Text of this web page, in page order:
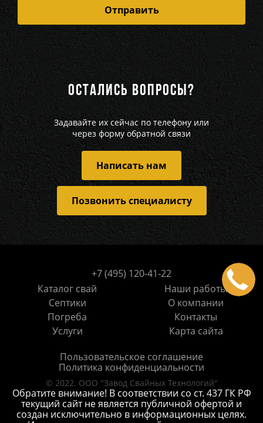
ОСТАЛИСЬ ВОПРОСЫ?
Задавайте их сейчас по телефону или
через форму обратной связи
Написать нам
Позвонить специалисту
Пользовательское соглашение
Политика конфиденциальности
© 2022. ООО "Завод Свайных Технологий"
Обратите внимание! В соответствии со ст. 437 ГК РФ
текущий сайт не является публичной офертой и
создан исключительно в информационных целях.
+7 (495) 120-41-22
Каталог свай
Септики
Погреба
Услуги
Наши работы
О компании
Контакты
Карта сайта